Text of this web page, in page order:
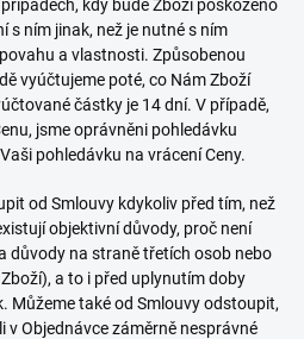
kdy bude Zboží poškozeno
s ním jinak, než je nutné s ním
a vlastnosti. Způsobenou
vyúčtujeme poté, co Nám Zboží
částky je 14 dní. V případě,
jsme oprávněni pohledávku
pohledávku na vrácení Ceny.
od Smlouvy kdykoliv před tím, než
objektivní důvody, proč není
důvody na straně třetích osob nebo
a to i před uplynutím doby
Můžeme také od Smlouvy odstoupit,
v Objednávce záměrně nesprávné